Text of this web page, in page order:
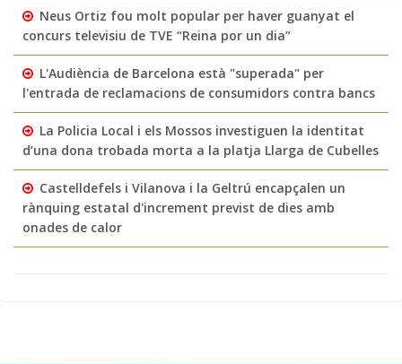
Neus Ortiz fou molt popular per haver guanyat el
concurs televisiu de TVE “Reina por un dia”
L'Audiència de Barcelona està "superada" per
l'entrada de reclamacions de consumidors contra bancs
La Policia Local i els Mossos investiguen la identitat
d’una dona trobada morta a la platja Llarga de Cubelles
Castelldefels i Vilanova i la Geltrú encapçalen un
rànquing estatal d'increment previst de dies amb
onades de calor